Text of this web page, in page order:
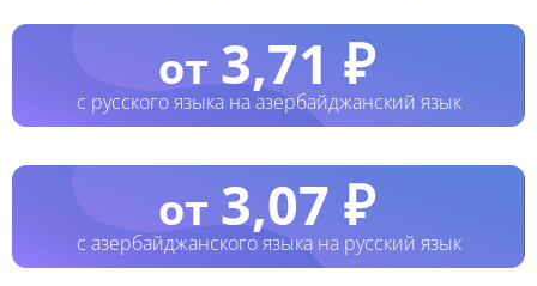
от 3,71 ₽
с русского языка на азербайджанский язык
от 3,07 ₽
с азербайджанского языка на русский язык